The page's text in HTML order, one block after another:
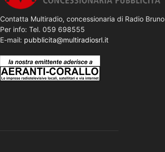
Contatta Multiradio, concessionaria di Radio Bruno
Per info: Tel. 059 698555
E-mail: pubblicita@multiradiosrl.it